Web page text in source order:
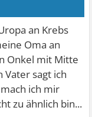
an Krebs
Oma an
Onkel mit Mitte
sagt ich
ich mir
zu ähnlich bin...